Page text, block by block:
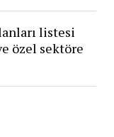
listesi
özel sektöre